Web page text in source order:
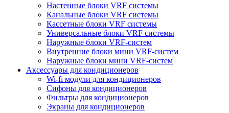
Настенные блоки VRF системы
Канальные блоки VRF системы
Кассетные блоки VRF системы
Универсальные блоки VRF системы
Наружные блоки VRF-систем
Внутренние блоки мини VRF-систем
Наружные блоки мини VRF-систем
Аксессуары для кондиционеров
Wi-fi модули для кондиционеров
Сифоны для кондиционеров
Фильтры для кондиционеров
Экраны для кондиционеров